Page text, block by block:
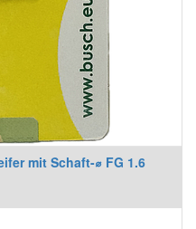
mit Schaft-⌀ FG 1.6